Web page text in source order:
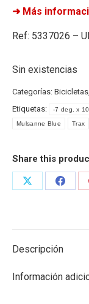
➜ Más
Ref: 5337026 –
Sin existencias
Categorías: Bicicletas,
Etiquetas:
-7 deg. x
Mulsanne Blue Trax
Share this
Share
Share
Descripción
Información